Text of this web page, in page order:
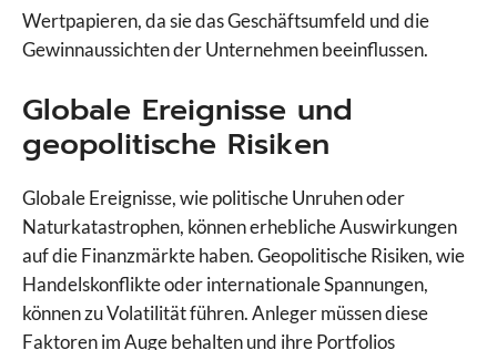
Wertpapieren, da sie das Geschäftsumfeld und die
Gewinnaussichten der Unternehmen beeinflussen.
Globale Ereignisse und
geopolitische Risiken
Globale Ereignisse, wie politische Unruhen oder
Naturkatastrophen, können erhebliche Auswirkungen
auf die Finanzmärkte haben. Geopolitische Risiken, wie
Handelskonflikte oder internationale Spannungen,
können zu Volatilität führen. Anleger müssen diese
Faktoren im Auge behalten und ihre Portfolios